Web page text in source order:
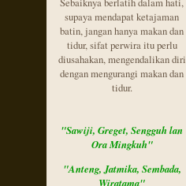
supaya mendapat ketajaman
batin, jangan hanya makan dan
tidur, sifat perwira itu perlu
diusahakan, mengendalikan diri
dengan mengurangi makan dan
tidur.
"Sawiji, Greget, Sengguh lan
Ora Mingkuh"
"Anteng, Jatmika, Sembada,
Wiratama"